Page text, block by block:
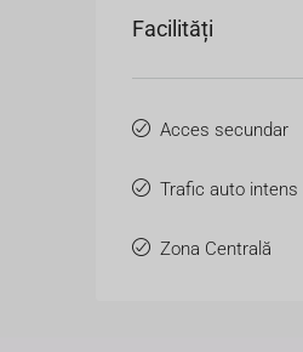
Facilități
Acces secundar
Trafic auto intens
Zona Centrală